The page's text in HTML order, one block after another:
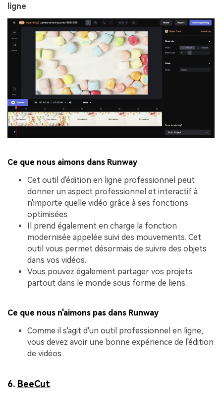
ligne.
Ce que nous aimons dans Runway
Cet outil d'édition en ligne professionnel peut
donner un aspect professionnel et interactif à
n'importe quelle vidéo grâce à ses fonctions
optimisées.
Il prend également en charge la fonction
modernisée appelée suivi des mouvements. Cet
outil vous permet désormais de suivre des objets
dans vos vidéos.
Vous pouvez également partager vos projets
partout dans le monde sous forme de liens.
Ce que nous n'aimons pas dans Runway
Comme il s'agit d'un outil professionnel en ligne,
vous devez avoir une bonne expérience de l'édition
de vidéos.
6. BeeCut